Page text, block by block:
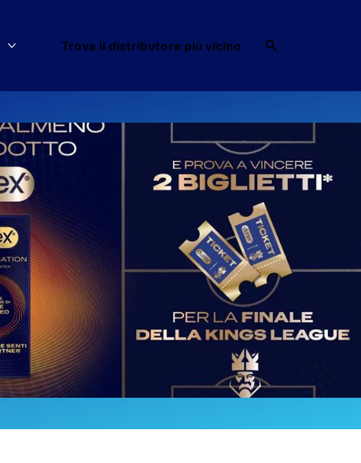
Mostra di più Trova il preservativo
Trova il distributore più vicino